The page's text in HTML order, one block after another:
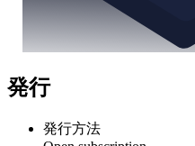
発行
発行方法